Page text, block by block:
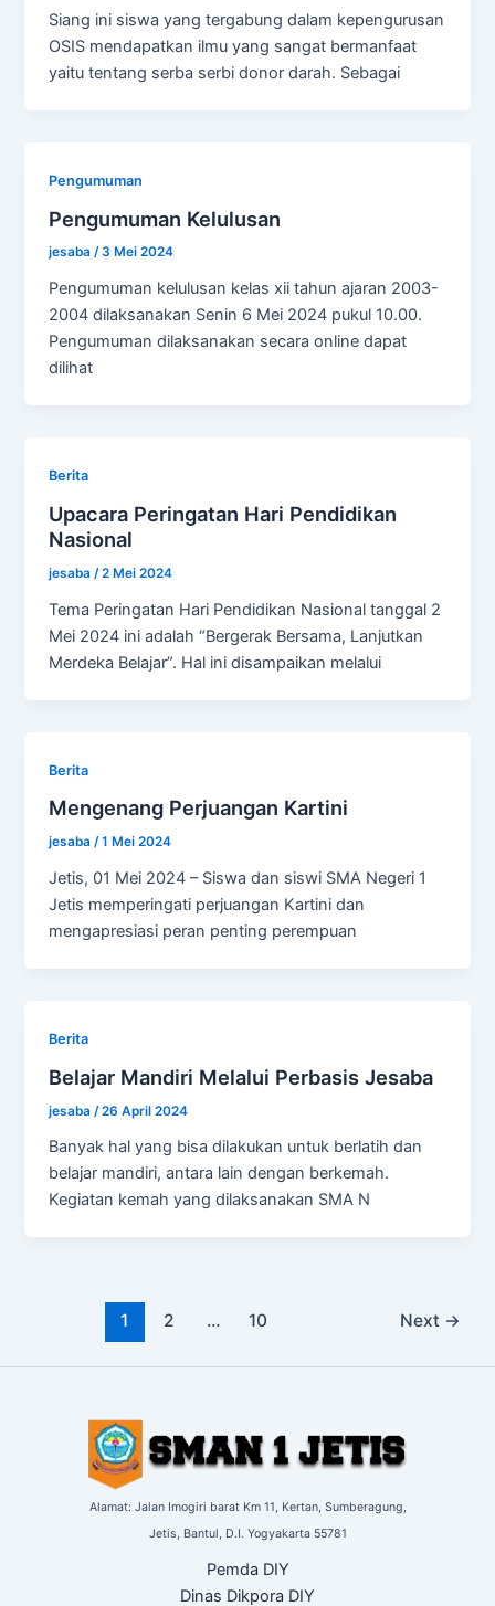
Siang ini siswa yang tergabung dalam kepengurusan
OSIS mendapatkan ilmu yang sangat bermanfaat
yaitu tentang serba serbi donor darah. Sebagai
Pengumuman
Pengumuman Kelulusan
jesaba/3 Mei 2024
Pengumuman kelulusan kelas xii tahun ajaran 2003-
2004 dilaksanakan Senin 6 Mei 2024 pukul 10.00.
Pengumuman dilaksanakan secara online dapat
dilihat
Berita
Upacara Peringatan Hari Pendidikan
Nasional
jesaba/2 Mei 2024
Tema Peringatan Hari Pendidikan Nasional tanggal 2
Mei 2024 ini adalah “Bergerak Bersama, Lanjutkan
Merdeka Belajar”. Hal ini disampaikan melalui
Berita
Mengenang Perjuangan Kartini
jesaba/1 Mei 2024
Jetis, 01 Mei 2024 – Siswa dan siswi SMA Negeri 1
Jetis memperingati perjuangan Kartini dan
mengapresiasi peran penting perempuan
Berita
Belajar Mandiri Melalui Perbasis Jesaba
jesaba /26 April 2024
Banyak hal yang bisa dilakukan untuk berlatih dan
belajar mandiri, antara lain dengan berkemah.
Kegiatan kemah yang dilaksanakan SMA N
1 2 … 10 Next →
Alamat: Jalan Imogiri barat Km 11, Kertan, Sumberagung,
Jetis, Bantul, D.I. Yogyakarta 55781
Pemda DIY
Dinas Dikpora DIY